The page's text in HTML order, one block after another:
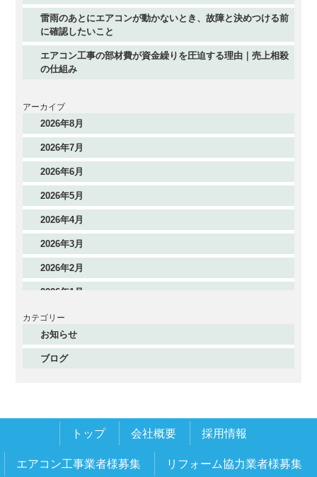
雷雨のあとにエアコンが動かないとき、故障と決めつける前
に確認したいこと
エアコン工事の部材費が資金繰りを圧迫する理由｜売上相殺
の仕組み
アーカイブ
2026年8月
2026年7月
2026年6月
2026年5月
2026年4月
2026年3月
2026年2月
2026年1月
2025年12月
2025年11月
2025年10月
2025年7月
2025年6月
カテゴリー
お知らせ
ブログ
トップ 会社概要 採用情報
エアコン工事業者様募集 リフォーム協力業者様募集